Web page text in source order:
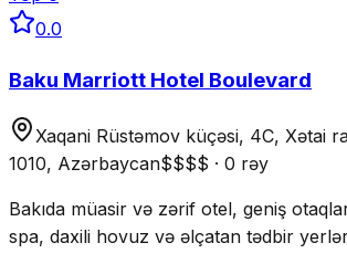
0.0
Baku Marriott Hotel Boulevard
Xaqani Rüstəmov küçəsi, 4C, Xətai
1010, Azərbaycan$$$$ · 0 rəy
Bakıda müasir və zərif otel, geniş
spa, daxili hovuz və əlçatan tədbir